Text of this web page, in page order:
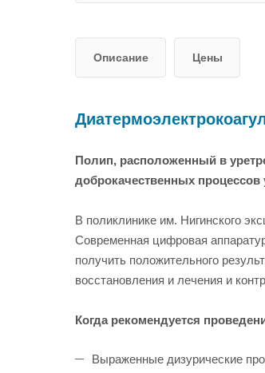
Описание Цены
Полип, расположенный в
доброкачественных
В поликлинике им. Нигинского
Современная цифровая
получить положительного
восстановления и лечения и
Когда рекомендуется
Выраженные дизурические